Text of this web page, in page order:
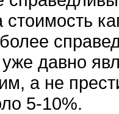
давно
а не
5-10%.